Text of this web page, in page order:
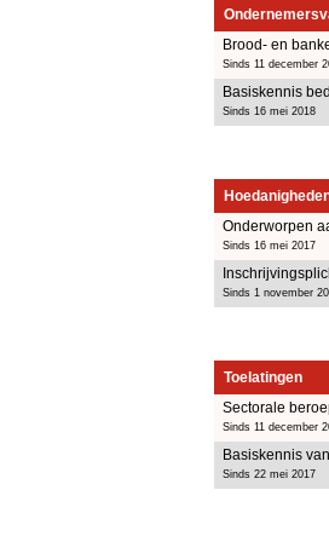
Brood- en
Sinds 11 december
Basiskennis
Sinds 16 mei 2018
Onderworpen
Sinds 16 mei 2017
Sinds 1 november
Toelatingen
Sectorale
Sinds 11 december
Basiskennis
Sinds 22 mei 2017